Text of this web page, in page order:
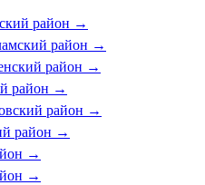
район →
район →
район →
район →
район →
район →
→
→